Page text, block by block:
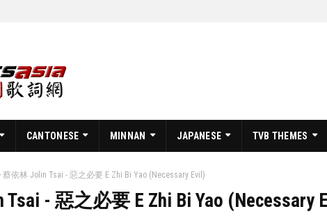
CANTONESE MINNAN JAPANESE TVB THEMES
蔡依林 Jolin Tsai - 惡之必要 E Zhi Bi Yao (Necessary Evil)
- 惡之必要 E Zhi Bi Yao (Necessary